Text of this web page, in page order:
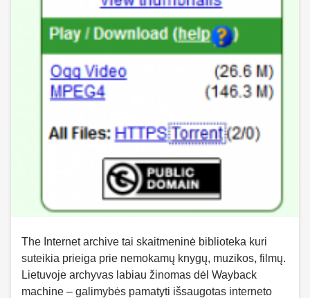
The Internet archive tai skaitmeninė biblioteka kuri
suteikia prieiga prie nemokamų knygų, muzikos, filmų.
Lietuvoje archyvas labiau žinomas dėl Wayback
machine – galimybės pamatyti išsaugotas interneto